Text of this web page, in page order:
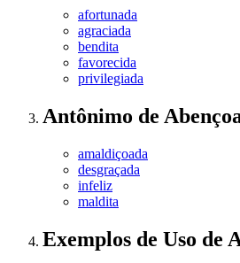
afortunada
agraciada
bendita
favorecida
privilegiada
Antônimo de
amaldiçoada
desgraçada
infeliz
maldita
Exemplos de Uso de